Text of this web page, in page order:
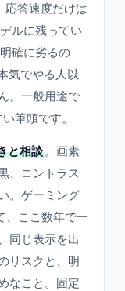
応答速度だけは
ルに残ってい
確に劣るの
気でやる人以
。一般用途で
筆頭です。
と相談。画素
、コントラス
。ゲーミング
、ここ数年で一
同じ表示を出
リスクと、明
なこと。固定